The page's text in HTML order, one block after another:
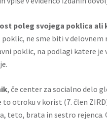
poleg svojega poklica ali
ne sme biti v delovnem
poklic, na podlagi katere je
, če center za socialno delo
otroku v korist (7. člen
teto, brata in sestro